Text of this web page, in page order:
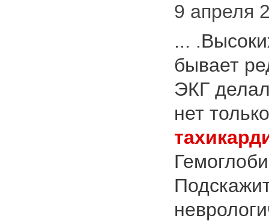
9 апреля
...
бывает
ЭКГ
нет